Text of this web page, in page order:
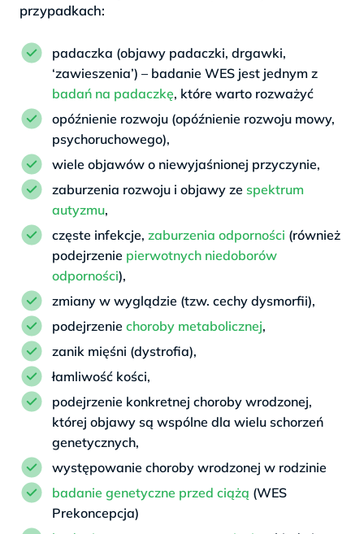
przypadkach:
padaczka (objawy padaczki, drgawki,
‘zawieszenia’) – badanie WES jest jednym z
badań na padaczkę, które warto rozważyć
opóźnienie rozwoju (opóźnienie rozwoju mowy,
psychoruchowego),
wiele objawów o niewyjaśnionej przyczynie,
zaburzenia rozwoju i objawy ze spektrum
autyzmu,
częste infekcje, zaburzenia odporności (również
podejrzenie pierwotnych niedoborów
odporności),
zmiany w wyglądzie (tzw. cechy dysmorfii),
podejrzenie choroby metabolicznej,
zanik mięśni (dystrofia),
łamliwość kości,
podejrzenie konkretnej choroby wrodzonej,
której objawy są wspólne dla wielu schorzeń
genetycznych,
występowanie choroby wrodzonej w rodzinie
badanie genetyczne przed ciążą (WES
Prekoncepcja)